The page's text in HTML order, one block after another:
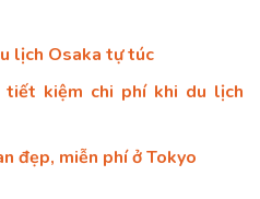
lịch Osaka tự túc
tiết kiệm chi phí khi du lịch
đẹp, miễn phí ở Tokyo